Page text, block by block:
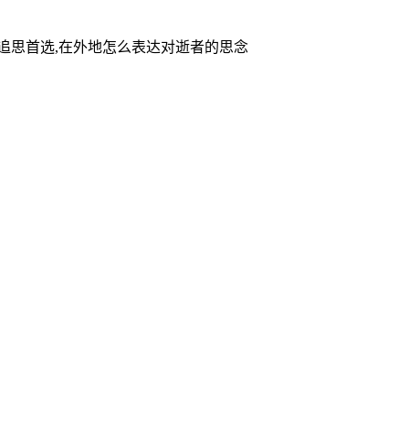
思首选,在外地怎么表达对逝者的思念